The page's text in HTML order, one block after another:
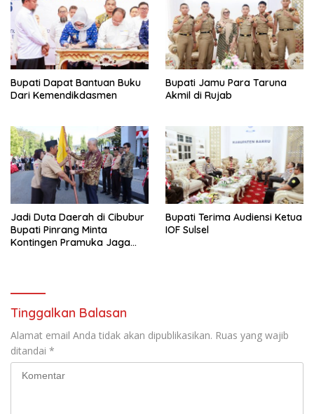
Bupati Dapat Bantuan Buku
Dari Kemendikdasmen
Bupati Jamu Para Taruna
Akmil di Rujab
Jadi Duta Daerah di Cibubur
Bupati Pinrang Minta
Kontingen Pramuka Jaga
Bupati Terima Audiensi Ketua
IOF Sulsel
Tinggalkan Balasan
Alamat email Anda tidak akan dipublikasikan. Ruas yang wajib
ditandai *